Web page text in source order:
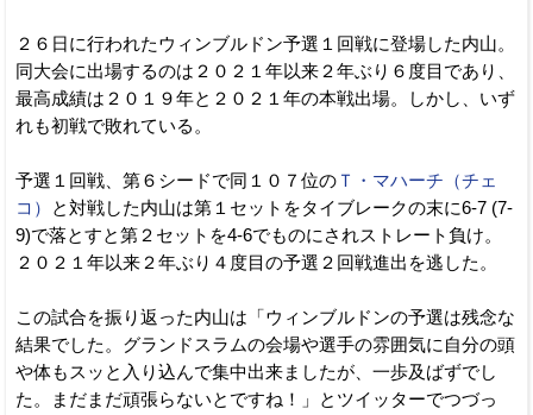
２６日に行われたウィンブルドン予選１回戦に登場した内山。
同大会に出場するのは２０２１年以来２年ぶり６度目であり、
最高成績は２０１９年と２０２１年の本戦出場。しかし、いず
れも初戦で敗れている。
予選１回戦、第６シードで同１０７位の Ｔ・マハーチ（チェ
コ）
と対戦した内山は第１セットをタイブレークの末に6-7 (7-
9)で落とすと第２セットを4-6でものにされストレート負け。
２０２１年以来２年ぶり４度目の予選２回戦進出を逃した。
この試合を振り返った内山は「ウィンブルドンの予選は残念な
結果でした。グランドスラムの会場や選手の雰囲気に自分の頭
や体もスッと入り込んで集中出来ましたが、一歩及ばずでし
た。まだまだ頑張らないとですね！」とツイッターでつづっ